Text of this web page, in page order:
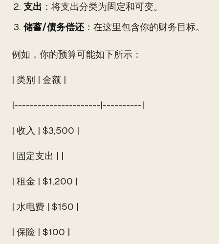
支出 ：将支出分类为固定和可变。
储蓄/债务偿还：在这里包含你的财务目标。
例如，你的预算可能如下所示：
| 类别 | 金额 |
|----------------------|----------|
| 收入 | $3,500 |
| 固定支出 | |
| 租金 | $1,200 |
| 水电费 | $150 |
| 保险 | $100 |